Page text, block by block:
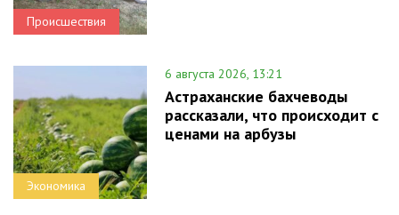
Происшествия
Экономика
6 августа 2026, 13:21
Астраханские бахчеводы
рассказали, что происходит с
ценами на арбузы